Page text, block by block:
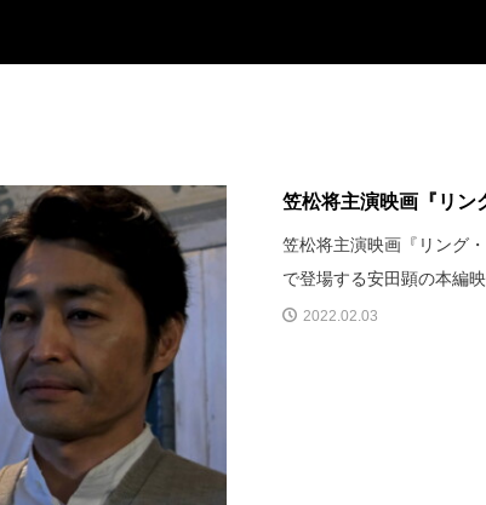
笠松将主演映画『リン
笠松将主演映画『リング
で登場する安田顕の本編
2022.02.03